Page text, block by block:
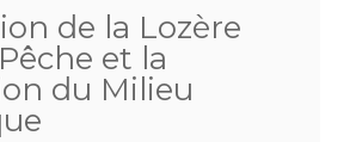
de la Lozère
et la
du Milieu